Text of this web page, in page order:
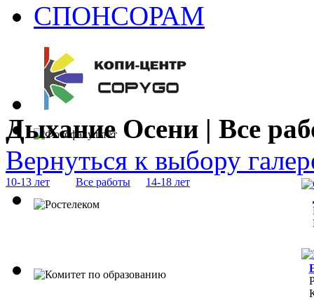
СПОНСОРАМ
Дыхание Осени | Все
Вернуться к выбору
10-13 лет Все работы
14-18 лет